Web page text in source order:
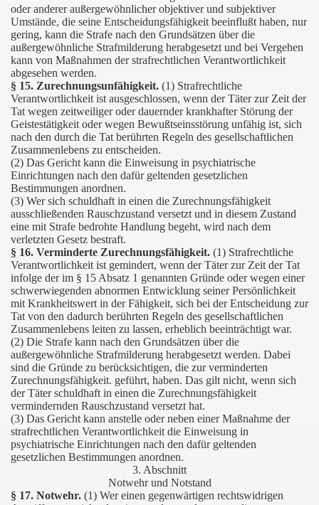
oder anderer außergewöhnlicher objektiver und subjektiver
Umstände, die seine Entscheidungsfähigkeit beeinflußt haben, nur
gering, kann die Strafe nach den Grundsätzen über die
außergewöhnliche Strafmilderung herabgesetzt und bei Vergehen
kann von Maßnahmen der strafrechtlichen Verantwortlichkeit
abgesehen werden.
§ 15. Zurechnungsunfähigkeit. (1) Strafrechtliche
Verantwortlichkeit ist ausgeschlossen, wenn der Täter zur Zeit der
Tat wegen zeitweiliger oder dauernder krankhafter Störung der
Geistestätigkeit oder wegen Bewußtseinsstörung unfähig ist, sich
nach den durch die Tat berührten Regeln des gesellschaftlichen
Zusammenlebens zu entscheiden.
(2) Das Gericht kann die Einweisung in psychiatrische
Einrichtungen nach den dafür geltenden gesetzlichen
Bestimmungen anordnen.
(3) Wer sich schuldhaft in einen die Zurechnungsfähigkeit
ausschließenden Rauschzustand versetzt und in diesem Zustand
eine mit Strafe bedrohte Handlung begeht, wird nach dem
verletzten Gesetz bestraft.
§ 16. Verminderte Zurechnungsfähigkeit. (1) Strafrechtliche
Verantwortlichkeit ist gemindert, wenn der Täter zur Zeit der Tat
infolge der im § 15 Absatz 1 genannten Gründe oder wegen einer
schwerwiegenden abnormen Entwicklung seiner Persönlichkeit
mit Krankheitswert in der Fähigkeit, sich bei der Entscheidung zur
Tat von den dadurch berührten Regeln des gesellschaftlichen
Zusammenlebens leiten zu lassen, erheblich beeinträchtigt war.
(2) Die Strafe kann nach den Grundsätzen über die
außergewöhnliche Strafmilderung herabgesetzt werden. Dabei
sind die Gründe zu berücksichtigen, die zur verminderten
Zurechnungsfähigkeit. geführt, haben. Das gilt nicht, wenn sich
der Täter schuldhaft in einen die Zurechnungsfähigkeit
vermindernden Rauschzustand versetzt hat.
(3) Das Gericht kann anstelle oder neben einer Maßnahme der
strafrechtlichen Verantwortlichkeit die Einweisung in
psychiatrische Einrichtungen nach den dafür geltenden
gesetzlichen Bestimmungen anordnen.
3. Abschnitt
Notwehr und Notstand
§ 17. Notwehr. (1) Wer einen gegenwärtigen rechtswidrigen